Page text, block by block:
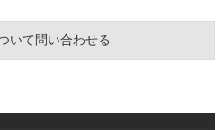
いて問い合わせる